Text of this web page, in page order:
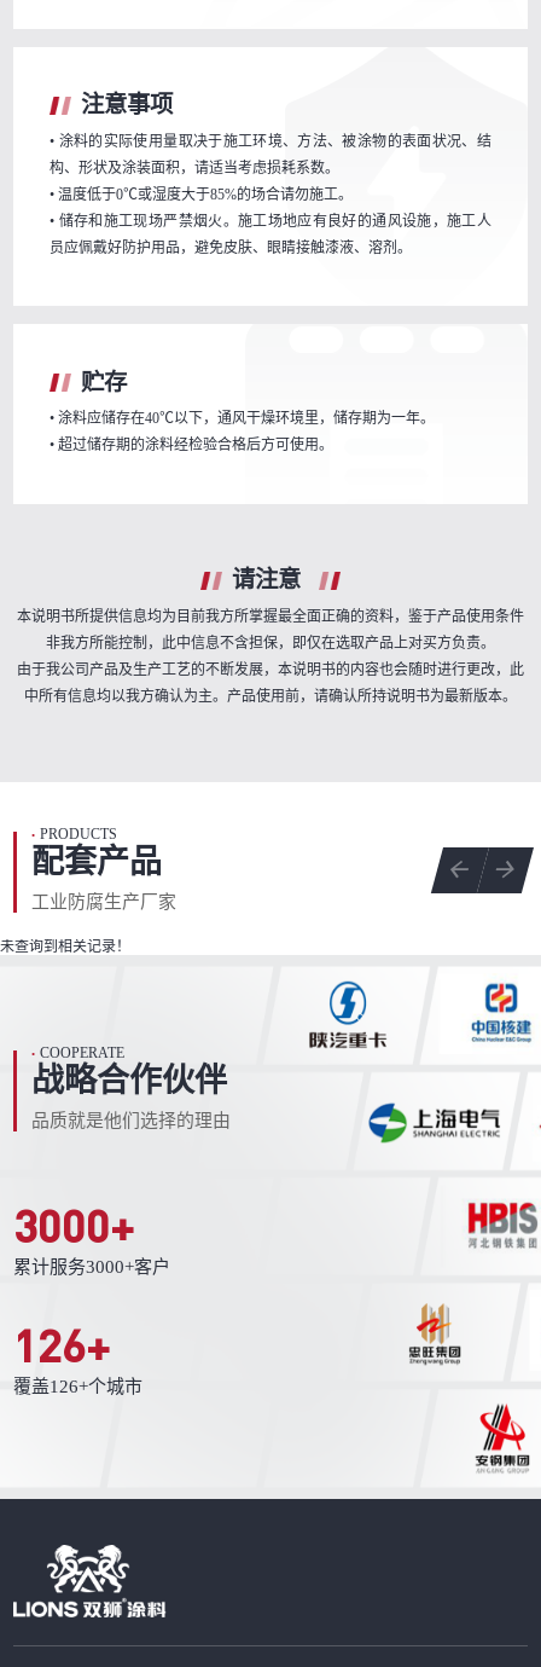
注意事项
• 涂料的实际使用量取决于施工环境、方法、被涂物的表面状况、结
构、形状及涂装面积，请适当考虑损耗系数。
• 温度低于0℃或湿度大于85%的场合请勿施工。
• 储存和施工现场严禁烟火。施工场地应有良好的通风设施，施工人
员应佩戴好防护用品，避免皮肤、眼睛接触漆液、溶剂。
贮存
• 涂料应储存在40℃以下，通风干燥环境里，储存期为一年。
• 超过储存期的涂料经检验合格后方可使用。
请注意
本说明书所提供信息均为目前我方所掌握最全面正确的资料，鉴于产品使用条件
非我方所能控制，此中信息不含担保，即仅在选取产品上对买方负责。
由于我公司产品及生产工艺的不断发展，本说明书的内容也会随时进行更改，此
中所有信息均以我方确认为主。产品使用前，请确认所持说明书为最新版本。
• PRODUCTS
配套产品
工业防腐生产厂家
未查询到相关记录！
• COOPERATE
战略合作伙伴
品质就是他们选择的理由
3000+
累计服务3000+客户
126+
覆盖126+个城市